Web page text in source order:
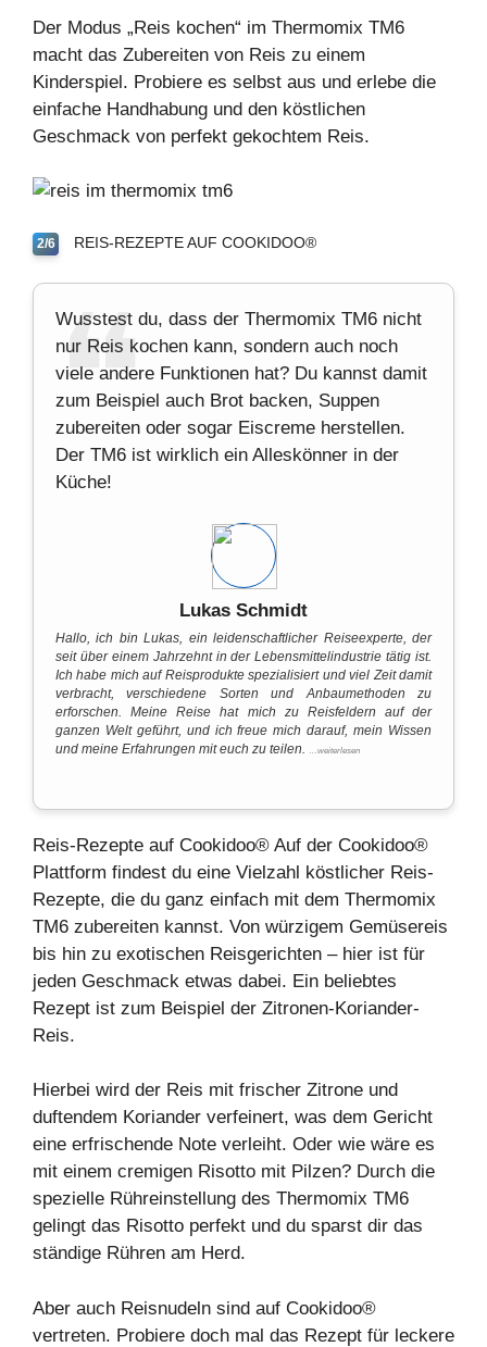
Der Modus „Reis kochen“ im Thermomix TM6
macht das Zubereiten von Reis zu einem
Kinderspiel. Probiere es selbst aus und erlebe die
einfache Handhabung und den köstlichen
Geschmack von perfekt gekochtem Reis.
2/6 REIS-REZEPTE AUF COOKIDOO®
Wusstest du, dass der Thermomix TM6 nicht
nur Reis kochen kann, sondern auch noch
viele andere Funktionen hat? Du kannst damit
zum Beispiel auch Brot backen, Suppen
zubereiten oder sogar Eiscreme herstellen.
Der TM6 ist wirklich ein Alleskönner in der
Küche!
Lukas Schmidt
Hallo, ich bin Lukas, ein leidenschaftlicher Reiseexperte, der
seit über einem Jahrzehnt in der Lebensmittelindustrie tätig ist.
Ich habe mich auf Reisprodukte spezialisiert und viel Zeit damit
verbracht, verschiedene Sorten und Anbaumethoden zu
erforschen. Meine Reise hat mich zu Reisfeldern auf der
ganzen Welt geführt, und ich freue mich darauf, mein Wissen
und meine Erfahrungen mit euch zu teilen. …weiterlesen
Reis-Rezepte auf Cookidoo® Auf der Cookidoo®
Plattform findest du eine Vielzahl köstlicher Reis-
Rezepte, die du ganz einfach mit dem Thermomix
TM6 zubereiten kannst. Von würzigem Gemüsereis
bis hin zu exotischen Reisgerichten – hier ist für
jeden Geschmack etwas dabei. Ein beliebtes
Rezept ist zum Beispiel der Zitronen-Koriander-
Reis.
Hierbei wird der Reis mit frischer Zitrone und
duftendem Koriander verfeinert, was dem Gericht
eine erfrischende Note verleiht. Oder wie wäre es
mit einem cremigen Risotto mit Pilzen? Durch die
spezielle Rühreinstellung des Thermomix TM6
gelingt das Risotto perfekt und du sparst dir das
ständige Rühren am Herd.
Aber auch Reisnudeln sind auf Cookidoo®
vertreten. Probiere doch mal das Rezept für leckere